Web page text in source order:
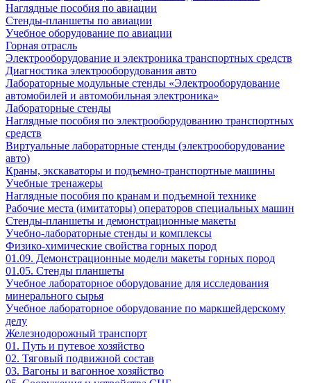
Наглядные пособия по авиации
Стенды-планшеты по авиации
Учебное оборудование по авиации
Горная отрасль
Электрооборудование и электроника транспортных средств
Диагностика электрооборудования авто
Лабораторные модульные стенды «Электрооборудование
автомобилей и автомобильная электроника»
Лабораторные стенды
Наглядные пособия по электрооборудованию транспортных
средств
Виртуальные лабораторные стенды (электрооборудование
авто)
Краны, экскаваторы и подъемно-транспортные машины
Учебные тренажеры
Наглядные пособия по кранам и подъемной технике
Рабочие места (имитаторы) операторов специальных машин
Стенды-планшеты и демонстрационные макеты
Учебно-лабораторные стенды и комплексы
Физико-химические свойства горных пород
01.09. Демонстрационные модели макеты горных пород
01.05. Стенды планшеты
Учебное лабораторное оборудование для исследования
минерального сырья
Учебное лабораторное оборудование по маркшейдерскому
делу
Железнодорожный транспорт
01. Путь и путевое хозяйство
02. Тяговый подвижной состав
03. Вагоны и вагонное хозяйство